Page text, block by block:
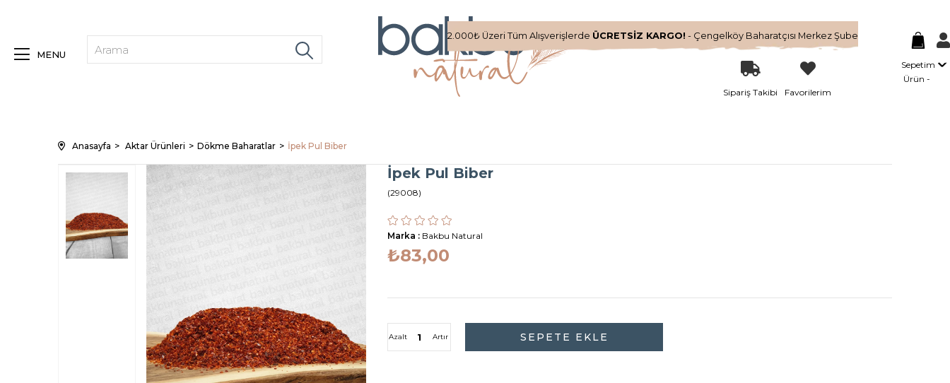
MENU
2.000₺ Üzeri Tüm Alışverişlerde ÜCRETSİZ KARGO! - Çengelköy Baharatçısı Merkez Şube
Sipariş Takibi Favorilerim
Sepetim
Ürün
Anasayfa Aktar Ürünleri Dökme Baharatlar İpek Pul Biber
İpek Pul Biber
(29008)
Marka : Bakbu Natural
₺83,00
Artır
Azalt